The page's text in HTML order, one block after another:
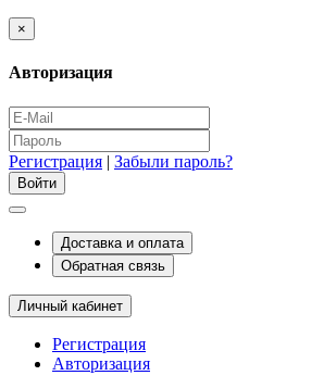
×
Авторизация
Регистрация | Забыли пароль?
Доставка и оплата
Обратная связь
Личный кабинет
Регистрация
Авторизация